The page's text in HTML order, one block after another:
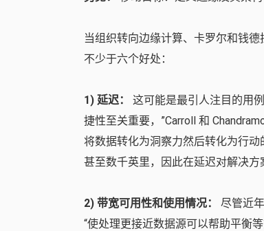
当组织转向边缘计算、卡罗尔和钱
不少于六个好处：
1) 延迟：
这可能是最引人注目的用
捷性至关重要，”Carroll 和
将数据转化为洞察力然后转化为行
甚至数千英里，因此在延迟对解决
2) 带宽可用性和使用情况：
尽管近
“使处理更接近数据源可以帮助平衡